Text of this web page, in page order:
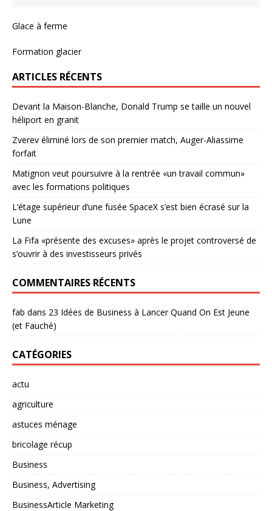
Glace à ferme
Formation glacier
ARTICLES RÉCENTS
Devant la Maison-Blanche, Donald Trump se taille un nouvel
héliport en granit
Zverev éliminé lors de son premier match, Auger-Aliassime
forfait
Matignon veut poursuivre à la rentrée «un travail commun»
avec les formations politiques
L’étage supérieur d’une fusée SpaceX s’est bien écrasé sur la
Lune
La Fifa «présente des excuses» après le projet controversé de
s’ouvrir à des investisseurs privés
COMMENTAIRES RÉCENTS
fab dans 23 Idées de Business à Lancer Quand On Est Jeune
(et Fauché)
CATÉGORIES
actu
agriculture
astuces ménage
bricolage récup
Business
Business, Advertising
BusinessArticle Marketing